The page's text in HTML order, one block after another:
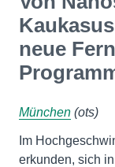
neue
München (ots)
Im
erkunden, sich